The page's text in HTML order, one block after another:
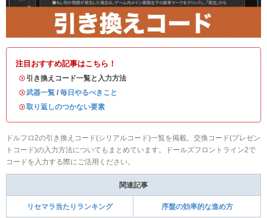
注目おすすめ記事はこちら！
・引き換えコード一覧と入力方法
・武器一覧 / 毎日やるべきこと
・取り返しのつかない要素
ドルフロ2の引き換えコード(シリアルコード)一覧を掲載。交換コード(プレゼン
トコード)の入力方法についてもまとめています。ドールズフロントライン2で
コードを入力する際にご活用ください。
関連記事
リセマラ当たりランキング 序盤の効率的な進め方